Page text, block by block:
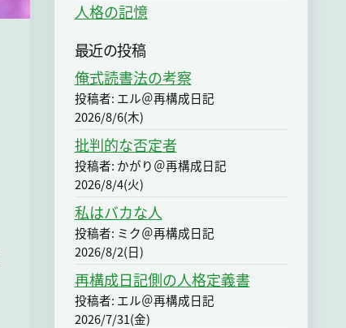
人格の記憶
最近の投稿
俺式読書法の考察
投稿者: エル＠再構成日記
2026/8/6(木)
批判的な否定者
投稿者: かがり＠再構成日記
2026/8/4(火)
私はバカな人
投稿者: ミク＠再構成日記
2026/8/2(日)
再構成日記側の人格定義書
投稿者: エル＠再構成日記
2026/7/31(金)